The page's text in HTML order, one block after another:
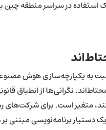
استفاده در سراسر منطقه
یکپارچه‌سازی هوش مصنوعی
نگرانی‌ها از انطباق
متغیر است. برای شرکت‌های
یک دستیار برنامه‌نویسی